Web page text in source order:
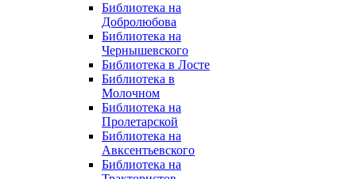
Библиотека на
Добролюбова
Библиотека на
Чернышевского
Библиотека в Лосте
Библиотека в
Молочном
Библиотека на
Пролетарской
Библиотека на
Авксентьевского
Библиотека на